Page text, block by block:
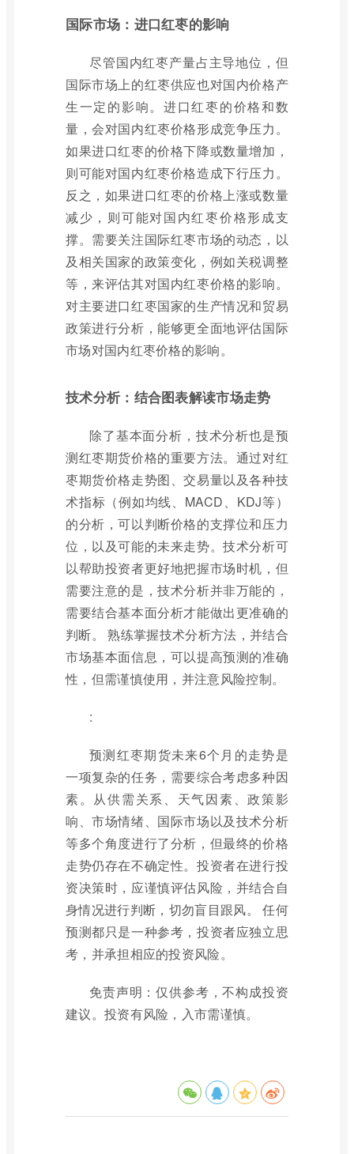
国际市场：进口红枣的影响
尽管国内红枣产量占主导地位，但
国际市场上的红枣供应也对国内价格产
生一定的影响。进口红枣的价格和数
量，会对国内红枣价格形成竞争压力。
如果进口红枣的价格下降或数量增加，
则可能对国内红枣价格造成下行压力。
反之，如果进口红枣的价格上涨或数量
减少，则可能对国内红枣价格形成支
撑。需要关注国际红枣市场的动态，以
及相关国家的政策变化，例如关税调整
等，来评估其对国内红枣价格的影响。
对主要进口红枣国家的生产情况和贸易
政策进行分析，能够更全面地评估国际
市场对国内红枣价格的影响。
技术分析：结合图表解读市场走势
除了基本面分析，技术分析也是预
测红枣期货价格的重要方法。通过对红
枣期货价格走势图、交易量以及各种技
术指标（例如均线、MACD、KDJ等）
的分析，可以判断价格的支撑位和压力
位，以及可能的未来走势。技术分析可
以帮助投资者更好地把握市场时机，但
需要注意的是，技术分析并非万能的，
需要结合基本面分析才能做出更准确的
判断。 熟练掌握技术分析方法，并结合
市场基本面信息，可以提高预测的准确
性，但需谨慎使用，并注意风险控制。
:
预测红枣期货未来6个月的走势是
一项复杂的任务，需要综合考虑多种因
素。从供需关系、天气因素、政策影
响、市场情绪、国际市场以及技术分析
等多个角度进行了分析，但最终的价格
走势仍存在不确定性。投资者在进行投
资决策时，应谨慎评估风险，并结合自
身情况进行判断，切勿盲目跟风。 任何
预测都只是一种参考，投资者应独立思
考，并承担相应的投资风险。
免责声明：仅供参考，不构成投资
建议。投资有风险，入市需谨慎。